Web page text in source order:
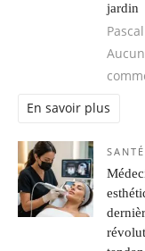
jardin
Aucun
En savoir plus
SANTÉ